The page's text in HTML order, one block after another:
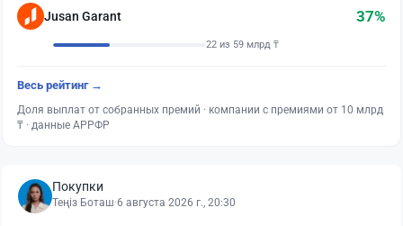
Jusan Garant 37%
22 из 59 млрд ₸
Весь рейтинг →
Доля выплат от собранных премий · компании с премиями от 10 млрд
₸ · данные АРРФР
Покупки
Теңіз Боташ·6 августа 2026 г., 20:30